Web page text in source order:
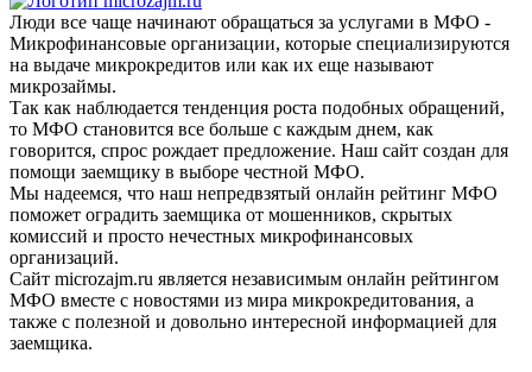
Люди все чаще начинают обращаться за услугами в МФО -
Микрофинансовые организации, которые специализируются
на выдаче микрокредитов или как их еще называют
микрозаймы.
Так как наблюдается тенденция роста подобных обращений,
то МФО становится все больше с каждым днем, как
говорится, спрос рождает предложение. Наш сайт создан для
помощи заемщику в выборе честной МФО.
Мы надеемся, что наш непредвзятый онлайн рейтинг МФО
поможет оградить заемщика от мошенников, скрытых
комиссий и просто нечестных микрофинансовых
организаций.
Сайт microzajm.ru является независимым онлайн рейтингом
МФО вместе с новостями из мира микрокредитования, а
также с полезной и довольно интересной информацией для
заемщика.